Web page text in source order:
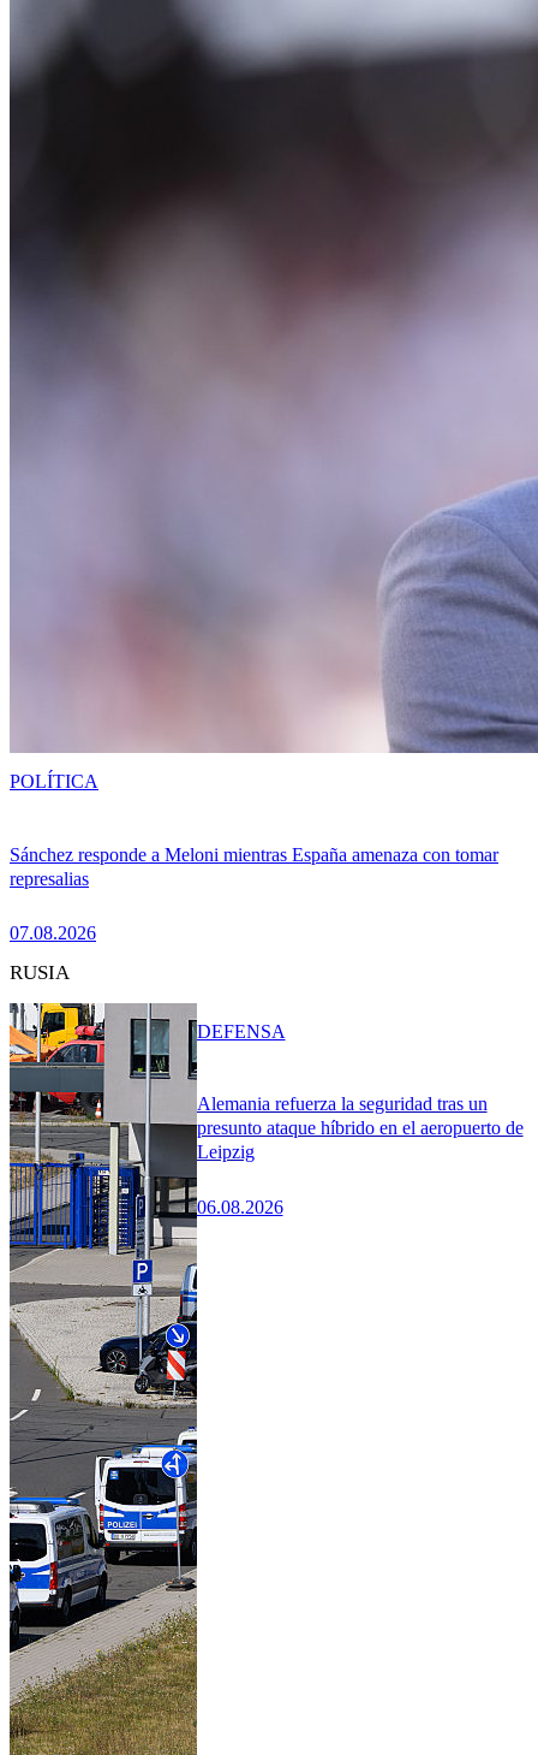
Sánchez responde a Meloni mientras España amenaza con tomar
represalias
07.08.2026
POLÍTICA
RUSIA
Alemania refuerza la seguridad tras un
presunto ataque híbrido en el aeropuerto de
Leipzig
06.08.2026
DEFENSA